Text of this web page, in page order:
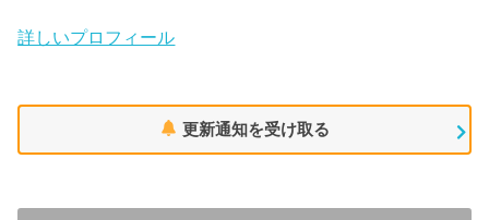
詳しいプロフィール
更新通知を受け取る